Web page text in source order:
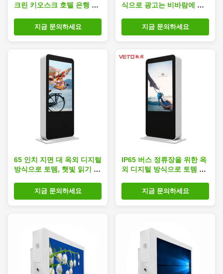
크린 키오스크 호텔 은행 쇼
지금 문의하세요
식으로 광고는 비바람에 견
지금 문의하세요
65 인치 지면 대 옥외 디지털
방식으로 토템, 햇빛 읽기 쉬
지금 문의하세요
IP65 버스 정류장을 위한 옥
외 디지털 방식으로 토템 85
지금 문의하세요